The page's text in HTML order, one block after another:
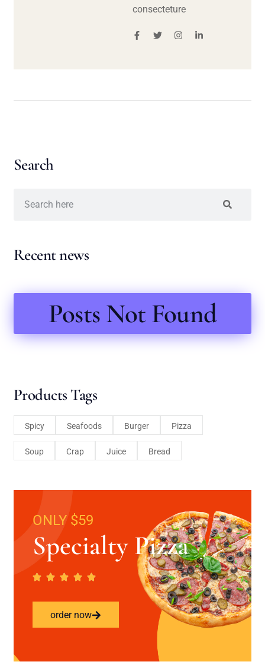
consecteture
Search
Recent news
Posts Not Found
Products Tags
Spicy Seafoods Burger Pizza
Soup Crap Juice Bread
ONLY $59
Specialty Pizza
order now